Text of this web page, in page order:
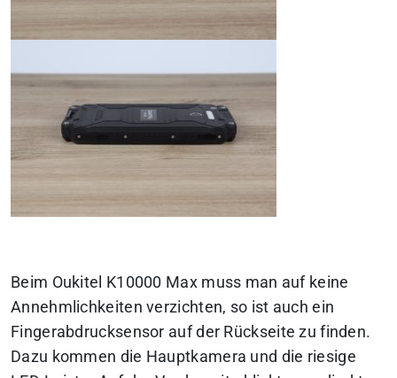
Beim Oukitel K10000 Max muss man auf keine
Annehmlichkeiten verzichten, so ist auch ein
Fingerabdrucksensor auf der Rückseite zu finden.
Dazu kommen die Hauptkamera und die riesige